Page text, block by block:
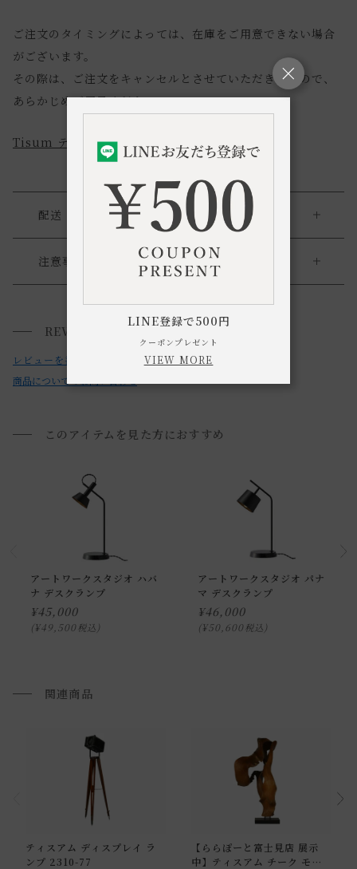
ご注文のタイミングによっては、在庫をご用意できない場合
がございます。
その際は、ご注文をキャンセルとさせていただきますので、
あらかじめご了承ください。
Tisum ティスアム 商品一覧
配送・返品
送料について
送料について
小型商品は、11,000円(税込)以上のお買い上げで
通常配送について
通常配送の場合、お品物は玄関前での引渡しとなります。
注意事項
二の個性を、ぜひお手元でご覧ください。
・商品の特性上、お客様都合による返品・交換は承っており
ません。
・ご注文のタイミングによっては、他のお客様のご注文によ
その際は、ご注文をキャンセルとさせていただきますので、
・お使いのPC画面等や光の環境によっては、掲載の画像と実
際の商品とで色の見え方が異なることもございます。ご了承
REVIEWS
レビューを書く
商品についてのお問い合わせ
このアイテムを見た方におすすめ
アートワークスタジオ ハバ
ナ デスクランプ
¥45,000
¥49,500 税込
アートワークスタジオ パナ
マ デスクランプ
¥46,000
¥50,600 税込
関連商品
ティスアム ディスプレイ ラ
ンプ 2310-77
【ららぽーと富士見店 展示
中】ティスアム チーク モニ
LINE登録で500円
クーポンプレゼント
VIEW MORE